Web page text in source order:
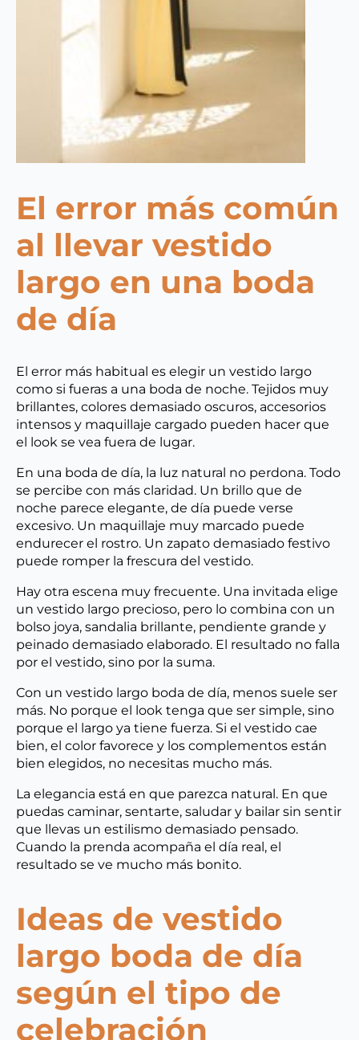
El error más común
al llevar vestido
largo en una boda
de día
El error más habitual es elegir un vestido largo
como si fueras a una boda de noche. Tejidos muy
brillantes, colores demasiado oscuros, accesorios
intensos y maquillaje cargado pueden hacer que
el look se vea fuera de lugar.
En una boda de día, la luz natural no perdona. Todo
se percibe con más claridad. Un brillo que de
noche parece elegante, de día puede verse
excesivo. Un maquillaje muy marcado puede
endurecer el rostro. Un zapato demasiado festivo
puede romper la frescura del vestido.
Hay otra escena muy frecuente. Una invitada elige
un vestido largo precioso, pero lo combina con un
bolso joya, sandalia brillante, pendiente grande y
peinado demasiado elaborado. El resultado no falla
por el vestido, sino por la suma.
Con un vestido largo boda de día, menos suele ser
más. No porque el look tenga que ser simple, sino
porque el largo ya tiene fuerza. Si el vestido cae
bien, el color favorece y los complementos están
bien elegidos, no necesitas mucho más.
La elegancia está en que parezca natural. En que
puedas caminar, sentarte, saludar y bailar sin sentir
que llevas un estilismo demasiado pensado.
Cuando la prenda acompaña el día real, el
resultado se ve mucho más bonito.
Ideas de vestido
largo boda de día
según el tipo de
celebración